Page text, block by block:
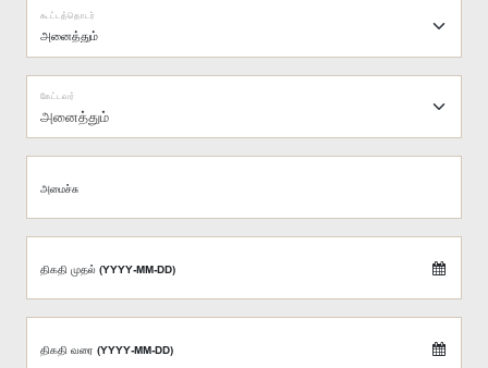
கூட்டத்தொடர்
அனைத்தும்
கேட்டவர்
அமைச்சு
திகதி முதல் (YYYY-MM-DD)
திகதி வரை (YYYY-MM-DD)